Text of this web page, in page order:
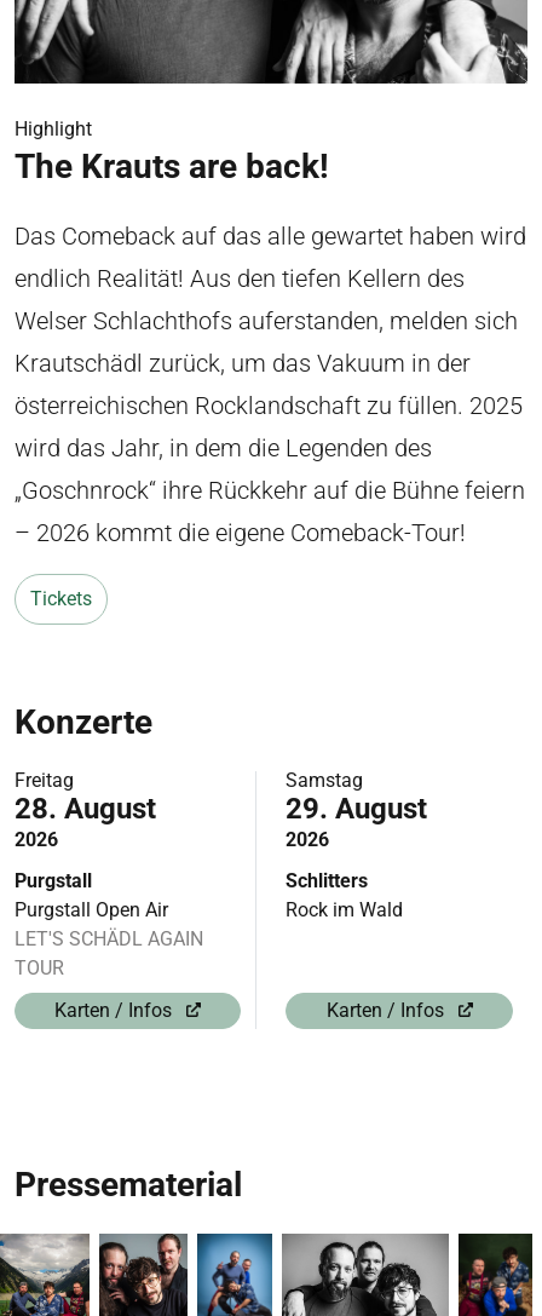
Highlight
The Krauts are back!
Das Comeback auf das alle gewartet haben wird
endlich Realität! Aus den tiefen Kellern des
Welser Schlachthofs auferstanden, melden sich
Krautschädl zurück, um das Vakuum in der
österreichischen Rocklandschaft zu füllen. 2025
wird das Jahr, in dem die Legenden des
„Goschnrock“ ihre Rückkehr auf die Bühne feiern
– 2026 kommt die eigene Comeback-Tour!
Tickets
Konzerte
Freitag
28. August
2026
Purgstall
Purgstall Open Air
LET'S SCHÄDL AGAIN
TOUR
Karten / Infos
Samstag
29. August
2026
Schlitters
Rock im Wald
Karten / Infos
Pressematerial